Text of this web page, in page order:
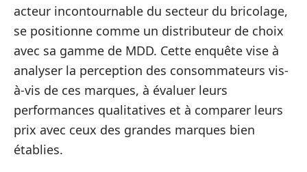
acteur incontournable du secteur du bricolage,
se positionne comme un distributeur de choix
avec sa gamme de MDD. Cette enquête vise à
analyser la perception des consommateurs vis-
à-vis de ces marques, à évaluer leurs
performances qualitatives et à comparer leurs
prix avec ceux des grandes marques bien
établies.